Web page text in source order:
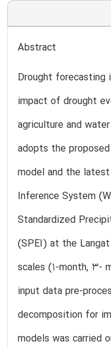
Abstract
Drought
impact of drought
agriculture and
adopts the
model and the
Inference System
Standardized
(SPEI) at the
scales (1-month, 3-
input data pre-
decomposition for
models was carried